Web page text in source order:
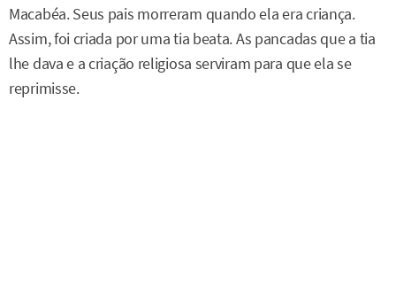
Macabéa. Seus pais morreram quando ela era criança.
Assim, foi criada por uma tia beata. As pancadas que a tia
lhe dava e a criação religiosa serviram para que ela se
reprimisse.